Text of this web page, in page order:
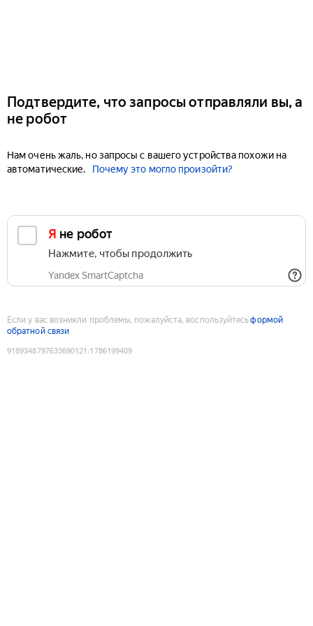
Подтвердите, что запросы отправляли вы, а
не робот
Нам очень жаль, но запросы с вашего устройства похожи на
автоматические.
Почему это могло произойти?
Я не робот
Нажмите, чтобы продолжить
Yandex SmartCaptcha
Если у вас возникли проблемы, пожалуйста, воспользуйтесьформой
обратной связи
9189348797633690121 :1786199409